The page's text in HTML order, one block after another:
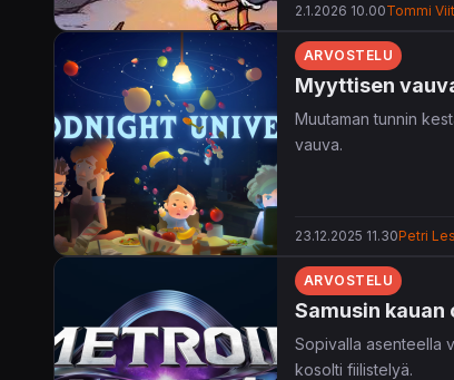
2.1.2026 10.00Tommi
ARVOSTELU
Myyttisen
Muutaman tunnin
vauva.
23.12.2025 11.30Petri
ARVOSTELU
Samusin
Sopivalla asenteella
kosolti fiilistelyä.